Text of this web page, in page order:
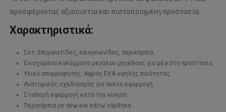
προσφέροντας αξιοπιστία και πιστοποιημένη προστασία.
Χαρακτηριστικά:
Σετ: Επιγονατίδες, επιαγκωνίδες, περικάρπια
Ενισχυμένα καλύμματα μεγάλου μεγέθους για μέγιστη προστασία
Υλικό απορρόφησης: Αφρός EVA υψηλής ποιότητας
Ανατομικός σχεδιασμός για άνετη εφαρμογή
Σταθερή εφαρμογή κατά την κίνηση
Περικάρπια με άνω και κάτω νάρθηκα